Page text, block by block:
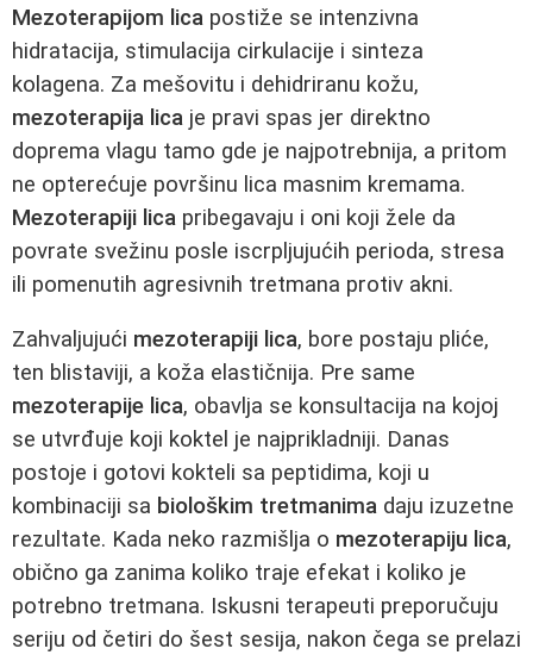
Mezoterapijom lica postiže se intenzivna
hidratacija, stimulacija cirkulacije i sinteza
kolagena. Za mešovitu i dehidriranu kožu,
mezoterapija lica je pravi spas jer direktno
doprema vlagu tamo gde je najpotrebnija, a pritom
ne opterećuje površinu lica masnim kremama.
Mezoterapiji lica pribegavaju i oni koji žele da
povrate svežinu posle iscrpljujućih perioda, stresa
ili pomenutih agresivnih tretmana protiv akni.
Zahvaljujući mezoterapiji lica, bore postaju pliće,
ten blistaviji, a koža elastičnija. Pre same
mezoterapije lica, obavlja se konsultacija na kojoj
se utvrđuje koji koktel je najprikladniji. Danas
postoje i gotovi kokteli sa peptidima, koji u
kombinaciji sa biološkim tretmanima daju izuzetne
rezultate. Kada neko razmišlja o mezoterapiju lica,
obično ga zanima koliko traje efekat i koliko je
potrebno tretmana. Iskusni terapeuti preporučuju
seriju od četiri do šest sesija, nakon čega se prelazi